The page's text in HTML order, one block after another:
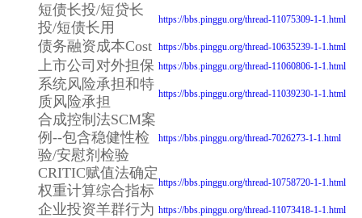
短债长投/短贷长
投/短债长用
https://bbs.pinggu.org/thread-11075309-1-1.html
债务融资成本Cost https://bbs.pinggu.org/thread-10635239-1-1.html
上市公司对外担保 https://bbs.pinggu.org/thread-11060806-1-1.html
系统风险承担和特
质风险承担
https://bbs.pinggu.org/thread-11039230-1-1.html
合成控制法SCM案
例--包含稳健性检
验/安慰剂检验
https://bbs.pinggu.org/thread-7026273-1-1.html
CRITIC赋值法确定
权重计算综合指标 https://bbs.pinggu.org/thread-10758720-1-1.html
企业投资羊群行为 https://bbs.pinggu.org/thread-11073418-1-1.html